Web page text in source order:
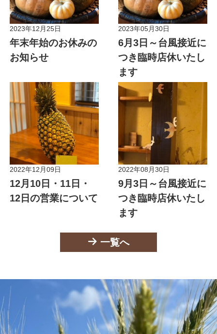
2023年12月25日
年末年始のお休みの
お知らせ
2023年05月30日
6月3日～台風接近に
つき臨時店休いたし
ます
2022年12月09日
12月10日・11日・
12日の営業について
2022年08月30日
9月3日～台風接近に
つき臨時店休いたし
ます
一覧へ